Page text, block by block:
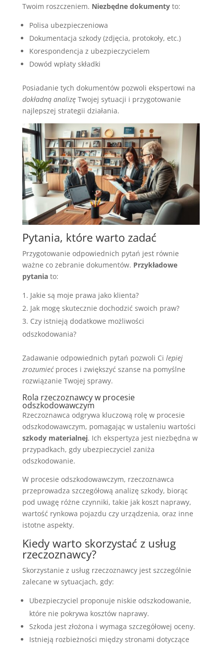
Twoim roszczeniem. Niezbędne dokumentyto:
Polisa ubezpieczeniowa
Dokumentacja szkody (zdjęcia, protokoły, etc.)
Korespondencja z ubezpieczycielem
Dowód wpłaty składki
Posiadanie tych dokumentów pozwoli ekspertowi na
dokładną analizęTwojej sytuacji i przygotowanie
najlepszej strategii działania.
Pytania, które warto zadać
Przygotowanie odpowiednich pytań jest równie
ważne co zebranie dokumentów. Przykładowe
pytaniato:
Jakie są moje prawa jako klienta?
Jak mogę skutecznie dochodzić swoich praw?
Czy istnieją dodatkowe możliwości
odszkodowania?
Zadawanie odpowiednich pytań pozwoli Ci lepiej
zrozumiećproces i zwiększyć szanse na pomyślne
rozwiązanie Twojej sprawy.
Rola rzeczoznawcy w procesie
odszkodowawczym
Rzeczoznawca odgrywa kluczową rolę w procesie
odszkodowawczym, pomagając w ustaleniu wartości
szkody materialnej. Ich ekspertyza jest niezbędna w
przypadkach, gdy ubezpieczyciel zaniża
odszkodowanie.
W procesie odszkodowawczym, rzeczoznawca
przeprowadza szczegółową analizę szkody, biorąc
pod uwagę różne czynniki, takie jak koszt naprawy,
wartość rynkowa pojazdu czy urządzenia, oraz inne
istotne aspekty.
Kiedy warto skorzystać z usług
rzeczoznawcy?
Skorzystanie z usług rzeczoznawcy jest szczególnie
zalecane w sytuacjach, gdy:
Ubezpieczyciel proponuje niskie odszkodowanie,
które nie pokrywa kosztów naprawy.
Szkoda jest złożona i wymaga szczegółowej oceny.
Istnieją rozbieżności między stronami dotyczące